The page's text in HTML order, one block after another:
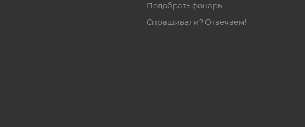
Подобрать фонарь
Спрашивали? Отвечаем!